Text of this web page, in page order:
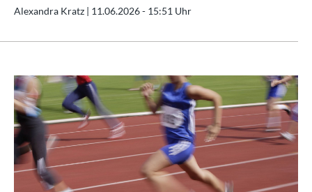
Alexandra Kratz | 11.06.2026 - 15:51 Uhr